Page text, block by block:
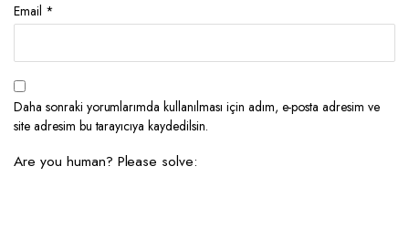
Email *
Daha sonraki yorumlarımda kullanılması için adım, e-posta adresim ve
site adresim bu tarayıcıya kaydedilsin.
Are you human? Please solve: